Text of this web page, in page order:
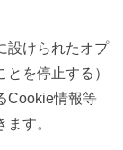
設けられたオプ
を停止する）
Cookie情報等
す。